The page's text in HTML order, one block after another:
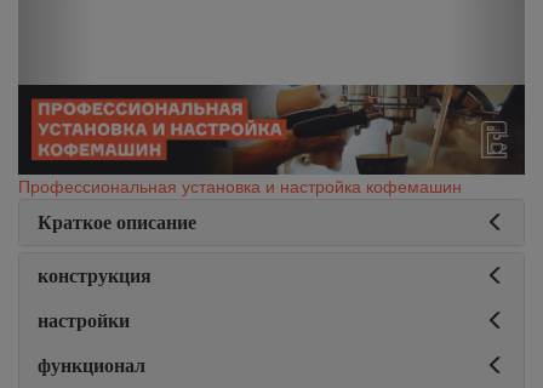
Профессиональная установка и настройка кофемашин
Краткое описание
конструкция
настройки
функционал